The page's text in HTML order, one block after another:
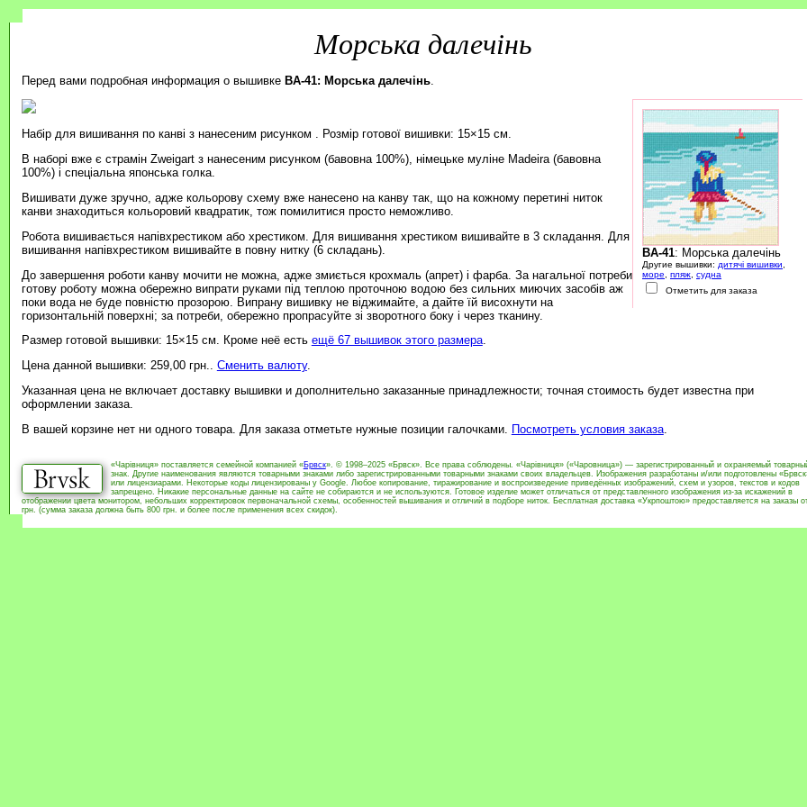
Морська далечінь
Перед вами подробная информация о вышивке BA-41: Морська далечінь.
BA-41: Морська далечінь
Другие вышивки: дитячі вишивки
море
пляж судна
Отметить для заказа
Набір для вишивання по канві з нанесеним рисунком . Розмір готової вишивки: 15×15 см.
В наборі вже є страмін Zweigart з нанесеним рисунком (бавовна 100%), німецьке муліне Madeira (бавовна
100%) і спеціальна японська голка.
Вишивати дуже зручно, адже кольорову схему вже нанесено на канву так, що на кожному перетині ниток
канви знаходиться кольоровий квадратик, тож помилитися просто неможливо.
Робота вишивається напівхрестиком або хрестиком. Для вишивання хрестиком вишивайте в 3 складання. Для
вишивання напівхрестиком вишивайте в повну нитку (6 складань).
До завершення роботи канву мочити не можна, адже змиється крохмаль (апрет) і фарба. За нагальної потреби
готову роботу можна обережно випрати руками під теплою проточною водою без сильних миючих засобів аж
поки вода не буде повністю прозорою. Випрану вишивку не віджимайте, а дайте їй висохнути на
горизонтальній поверхні; за потреби, обережно пропрасуйте зі зворотного боку і через тканину.
Размер готовой вышивки: 15×15 см. Кроме неё есть ещё 67 вышивок этого размера.
Цена данной вышивки: 259,00 грн.. Сменить валюту.
Указанная цена не включает доставку вышивки и дополнительно заказанные принадлежности; точная стоимость будет известна при
оформлении заказа.
В вашей корзине нет ни одного товара. Для заказа отметьте нужные позиции галочками.
Посмотреть условия заказа.
«Чарівниця» поставляется семейной компанией «Брвск». © 1998–2025 «Брвск». Все права соблюдены. «Чарівниця» («Чаровница») — зарегистрированный и охраняемый
знак. Другие наименования являются товарными знаками либо зарегистрированными товарными знаками своих владельцев. Изображения разработаны и/или подготовлены
или лицензиарами. Некоторые коды лицензированы у Google. Любое копирование, тиражирование и воспроизведение приведённых изображений, схем и узоров, текстов и кодов
запрещено. Никакие персональные данные на сайте не собираются и не используются. Готовое изделие может отличаться от представленного изображения из-за искажений в
отображении цвета монитором, небольших корректировок первоначальной схемы, особенностей вышивания и отличий в подборе ниток. Бесплатная доставка «Укрпоштою» предоставляется на заказы
грн. (сумма заказа должна быть 800 грн. и более после применения всех скидок).